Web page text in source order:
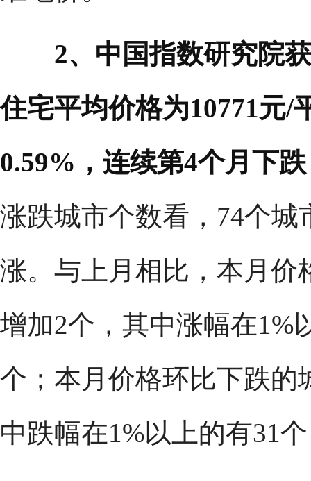
2、中国指数研究院
住宅平均价格为10771元/
0.59%，连续第4个月下
涨跌城市个数看，74个
涨。与上月相比，本月价
增加2个，其中涨幅在1%
个；本月价格环比下跌的
中跌幅在1%以上的有31